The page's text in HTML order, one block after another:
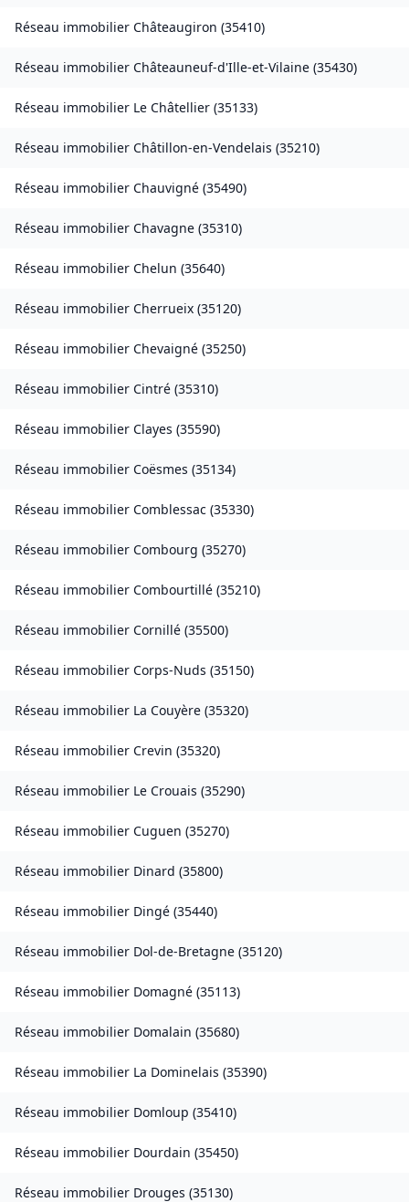
Réseau immobilier Châteaugiron (35410)
Réseau immobilier Châteauneuf-d'Ille-et-Vilaine (35430)
Réseau immobilier Le Châtellier (35133)
Réseau immobilier Châtillon-en-Vendelais (35210)
Réseau immobilier Chauvigné (35490)
Réseau immobilier Chavagne (35310)
Réseau immobilier Chelun (35640)
Réseau immobilier Cherrueix (35120)
Réseau immobilier Chevaigné (35250)
Réseau immobilier Cintré (35310)
Réseau immobilier Clayes (35590)
Réseau immobilier Coësmes (35134)
Réseau immobilier Comblessac (35330)
Réseau immobilier Combourg (35270)
Réseau immobilier Combourtillé (35210)
Réseau immobilier Cornillé (35500)
Réseau immobilier Corps-Nuds (35150)
Réseau immobilier La Couyère (35320)
Réseau immobilier Crevin (35320)
Réseau immobilier Le Crouais (35290)
Réseau immobilier Cuguen (35270)
Réseau immobilier Dinard (35800)
Réseau immobilier Dingé (35440)
Réseau immobilier Dol-de-Bretagne (35120)
Réseau immobilier Domagné (35113)
Réseau immobilier Domalain (35680)
Réseau immobilier La Dominelais (35390)
Réseau immobilier Domloup (35410)
Réseau immobilier Dourdain (35450)
Réseau immobilier Drouges (35130)